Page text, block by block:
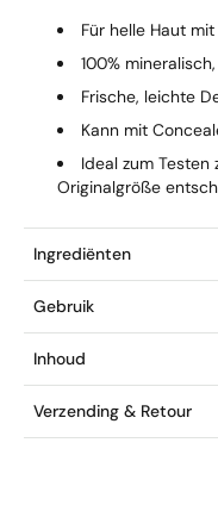
Für helle Haut
100%
Frische, leichte
Kann mit
Ideal zum
Originalgröße
Ingrediënten
Gebruik
Inhoud
Verzending & Retour